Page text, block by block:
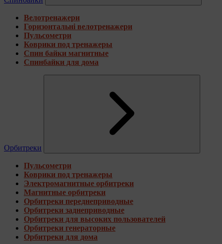
Велотренажери
Горизонтальні велотренажери
Пульсометри
Коврики под тренажеры
Спин байки магнитные
Спинбайки для дома
Орбитреки
Пульсометри
Коврики под тренажеры
Электромагнитные орбитреки
Магнитные орбитреки
Орбитреки переднеприводные
Орбитреки заднеприводные
Орбитреки для высоких пользователей
Орбитреки генераторные
Орбитреки для дома